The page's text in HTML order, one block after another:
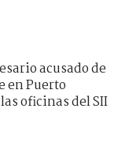
acusado de
en Puerto
oficinas del SII